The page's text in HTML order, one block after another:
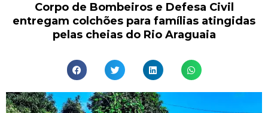
Corpo de Bombeiros e Defesa Civil
entregam colchões para famílias atingidas
pelas cheias do Rio Araguaia